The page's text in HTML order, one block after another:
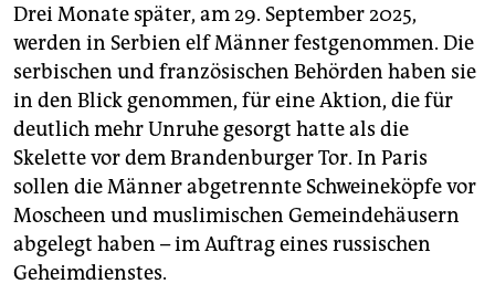
Drei Monate später, am 29. September 2025,
werden in Serbien elf Männer festgenommen. Die
serbischen und französischen Behörden haben sie
in den Blick genommen, für eine Aktion, die für
deutlich mehr Unruhe gesorgt hatte als die
Skelette vor dem Brandenburger Tor. In Paris
sollen die Männer abgetrennte Schweineköpfe vor
Moscheen und muslimischen Gemeindehäusern
abgelegt haben – im Auftrag eines russischen
Geheimdienstes.